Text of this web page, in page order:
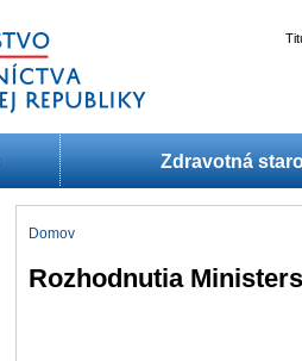
Zdravotná
Domov
Rozhodnutia